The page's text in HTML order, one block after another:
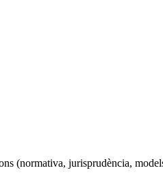
(normativa, jurisprudència,